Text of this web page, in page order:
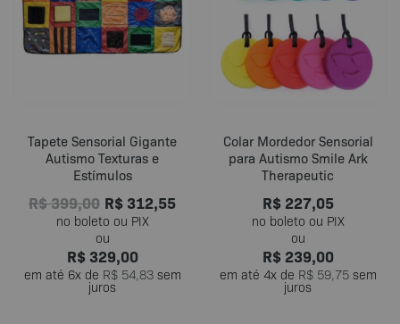
Tapete Sensorial Gigante
Autismo Texturas e
Estímulos
R$399,00 R$ 312,55
R$329,00
em até 6x de R$54,83sem
juros
Colar Mordedor Sensorial
para Autismo Smile Ark
Therapeutic
R$227,05
R$239,00
em até 4x de R$59,75sem
juros